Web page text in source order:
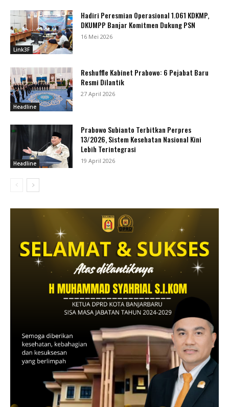
Link3F
Hadiri Peresmian Operasional 1.061 KDKMP,
DKUMPP Banjar Komitmen Dukung PSN
16 Mei 2026
Headline
Reshuffle Kabinet Prabowo: 6 Pejabat Baru
Resmi Dilantik
27 April 2026
Headline
Prabowo Subianto Terbitkan Perpres
13/2026, Sistem Kesehatan Nasional Kini
Lebih Terintegrasi
19 April 2026